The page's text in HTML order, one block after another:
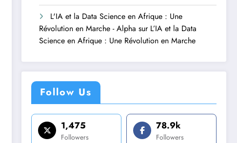
L'IA et la Data Science en Afrique : Une
Révolution en Marche - Alpha sur L’IA et la Data
Science en Afrique : Une Révolution en Marche
Follow Us
1,475
Followers
78.9k
Followers